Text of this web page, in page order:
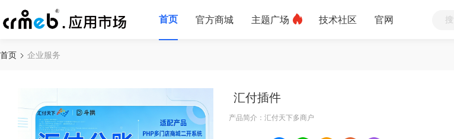
首页 官方商城 主题广场 技术社区 官网
首页 企业服务
汇付插件
产品简介：汇付天下多商户